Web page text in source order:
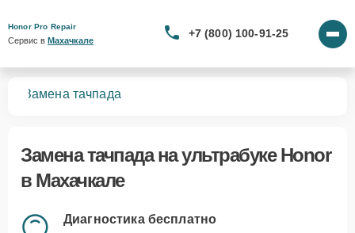
Honor Pro Repair
Сервис в Махачкале
+7 (800) 100-91-25
Замена тачпада
Замена тачпадана ультрабуке Honor
в Махачкале
Диагностика бесплатно